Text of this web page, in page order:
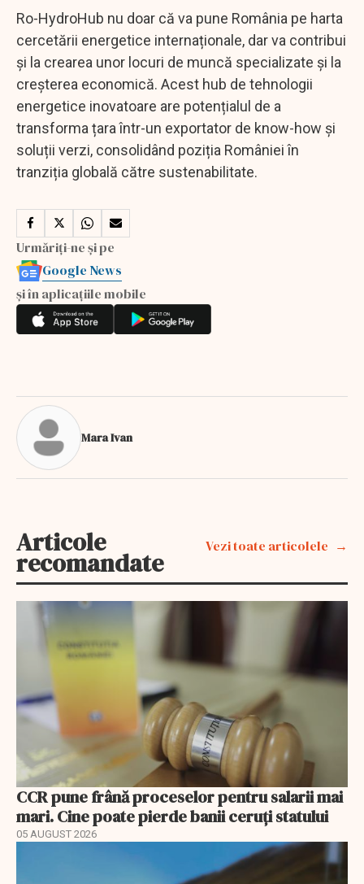
Ro-HydroHub nu doar că va pune România pe harta
cercetării energetice internaționale, dar va contribui
și la crearea unor locuri de muncă specializate și la
creșterea economică. Acest hub de tehnologii
energetice inovatoare are potențialul de a
transforma țara într-un exportator de know-how și
soluții verzi, consolidând poziția României în
tranziția globală către sustenabilitate.
Urmăriți-ne și pe
Google News
și în aplicațiile mobile
Mara Ivan
Articole
recomandate
Vezi toate articolele
CCR pune frână proceselor pentru salarii mai
mari. Cine poate pierde banii ceruți statului
05 AUGUST 2026